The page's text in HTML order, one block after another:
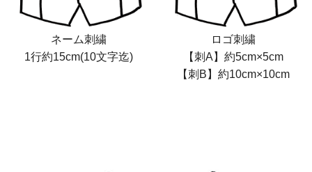
ネーム刺繍
1行約15cm(10文字迄)
ロゴ刺繍
【刺A】約5cm×5cm
【刺B】約10cm×10cm